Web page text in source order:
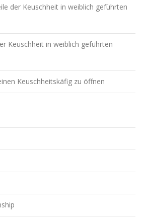
der Keuschheit in weiblich geführten
Keuschheit in weiblich geführten
Keuschheitskäfig zu öffnen